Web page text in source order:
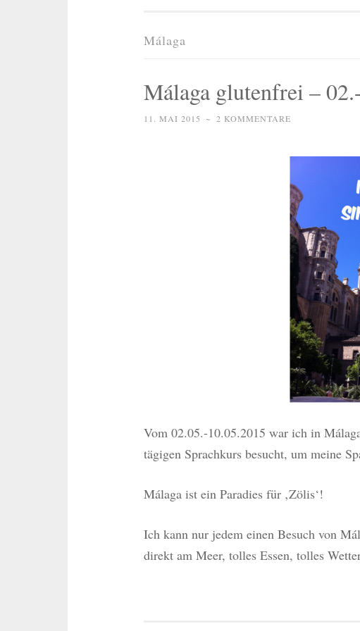
Málaga
Málaga glutenfrei –
11. MAI 2015 ~ 2 KOMMENTARE
Vom 02.05.-10.05.2015 war ich in
tägigen Sprachkurs besucht, um meine
Málaga ist ein Paradies für ‚Zölis‘!
Ich kann nur jedem einen Besuch von
direkt am Meer, tolles Essen, tolles